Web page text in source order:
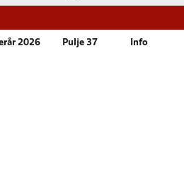
2026 Pulje 37 Info